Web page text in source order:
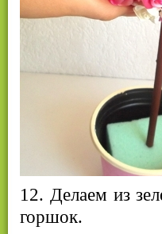
12. Делаем из
горшок.